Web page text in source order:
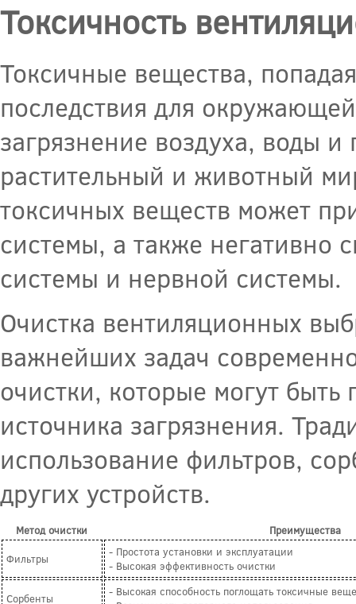
Токсичность
Токсичные вещества,
последствия для
загрязнение воздуха, воды
растительный и животный
токсичных веществ может
системы, а также негативно
системы и нервной системы.
Очистка вентиляционных
важнейших задач
очистки, которые могут
источника загрязнения.
использование фильтров,
других устройств.
Метод очистки
Преимущества
Фильтры
- Простота установки и эксплуатации
- Высокая эффективность очистки
Сорбенты
- Высокая способность поглощать токсичные